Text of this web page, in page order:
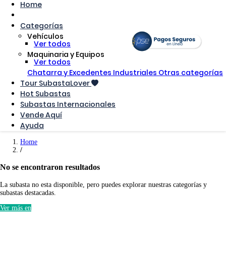
Home
Categorías
Vehículos
Ver todos
Maquinaria y Equipos
Ver todos
Chatarra y Excedentes Industriales Otras categorías
Tour SubastaLover
Hot Subastas
Subastas Internacionales
Vende Aquí
Ayuda
Home
No se encontraron resultados
La subasta no esta disponible, pero puedes explorar nuestras categorías y
subastas destacadas.
Ver más en